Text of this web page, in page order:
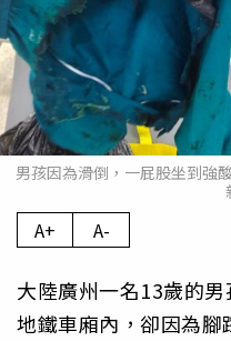
男孩因為滑倒，一屁股坐到強
A+ A-
大陸廣州一名13歲的
地鐵車廂內，卻因為